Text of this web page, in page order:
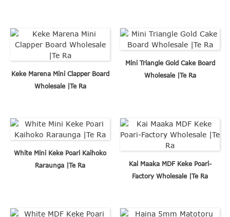
Keke Marena Mini Clapper Board
Wholesale |Te Ra
Mini Triangle Gold Cake Board
Wholesale |Te Ra
White Mini Keke Poari Kaihoko
Raraunga |Te Ra
Kai Maaka MDF Keke Poari-
Factory Wholesale |Te Ra